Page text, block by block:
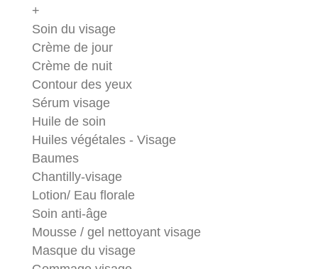
+
Soin du visage
Crème de jour
Crème de nuit
Contour des yeux
Sérum visage
Huile de soin
Huiles végétales - Visage
Baumes
Chantilly-visage
Lotion/ Eau florale
Soin anti-âge
Mousse / gel nettoyant visage
Masque du visage